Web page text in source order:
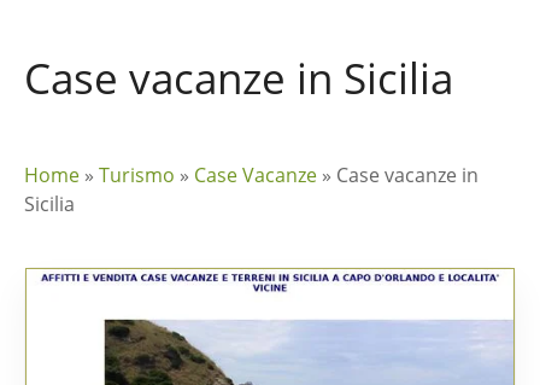
Case vacanze in Sicilia
Home » Turismo » Case Vacanze » Case vacanze in
Sicilia